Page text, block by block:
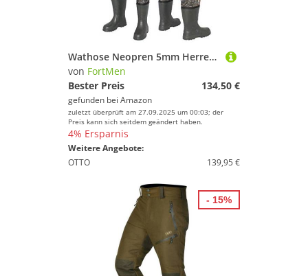
Wathose Neopren 5mm Herren Anglerhose mit Eva Stiefel Gr 47 wasserdichte Watthosen Fischer Teich Männger Angel Watstiefel Hose
von FortMen
Bester Preis
134,50 €
gefunden bei Amazon
zuletzt überprüft am 27.09.2025 um 00:03; der
Preis kann sich seitdem geändert haben.
4% Ersparnis
Weitere Angebote:
OTTO
139,95 €
- 15%